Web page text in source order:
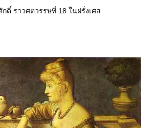
ดิ์ ราวศตวรรษที่ 18 ในฝรั่งเศส